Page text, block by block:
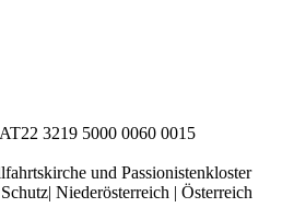
3219 5000 0060 0015
und Passionistenkloster
Niederösterreich | Österreich